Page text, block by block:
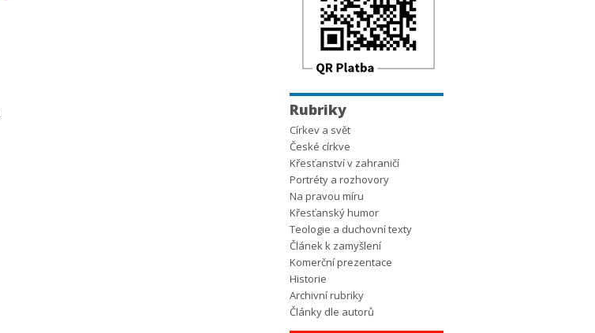
Rubriky
Církev a svět
České církve
Křesťanství v zahraničí
Portréty a rozhovory
Na pravou míru
Křesťanský humor
Teologie a duchovní texty
Článek k zamyšlení
Komerční prezentace
Historie
Archivní rubriky
Články dle autorů